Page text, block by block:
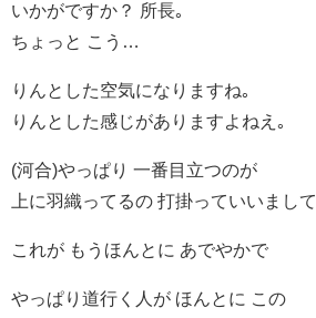
いかがですか？ 所長｡
ちょっと こう…
りんとした空気になりますね｡
りんとした感じがありますよねえ｡
(河合)やっぱり 一番目立つのが
上に羽織ってるの 打掛っていいまして
これが もうほんとに あでやかで
やっぱり道行く人が ほんとに この